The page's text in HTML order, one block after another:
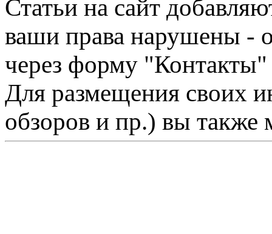
Статьи на сайт
ваши права нарушены -
через форму "Контакты"
Для размещения своих
обзоров и пр.) вы также